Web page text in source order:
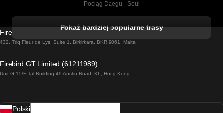
Pociąg Daegu - Seul
Pociąg Dublin - Galway
Pociąg Rzym - Neapol
Pokaż bardziej popularne trasy
Firebird GT Limited (OC 1451)
432, Triq Fleur de Lys, Suite 1, Birkirkara, BKR 9061, Malta
Firebird GT Limited (61211989)
Unit G 15/F Tal Building 49 Austin Road, KL, Hong Kong
Polski